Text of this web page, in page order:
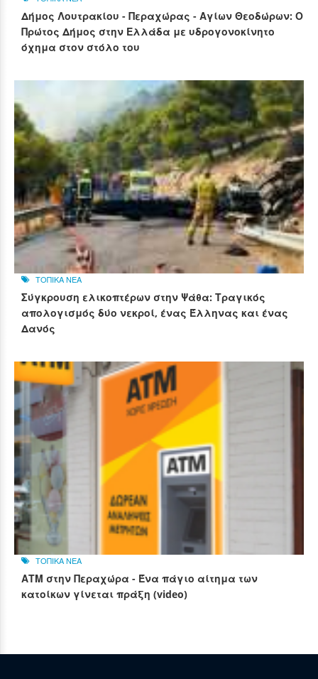
Δήμος Λουτρακίου - Περαχώρας - Αγίων Θεοδώρων: Ο
Πρώτος Δήμος στην Ελλάδα με υδρογονοκίνητο
όχημα στον στόλο του
ΤΟΠΙΚΑ ΝΕΑ
Σύγκρουση ελικοπτέρων στην Ψάθα: Τραγικός
απολογισμός δύο νεκροί, ένας Έλληνας και ένας
Δανός
ΤΟΠΙΚΑ ΝΕΑ
ΑΤΜ στην Περαχώρα - Ένα πάγιο αίτημα των
κατοίκων γίνεται πράξη (video)